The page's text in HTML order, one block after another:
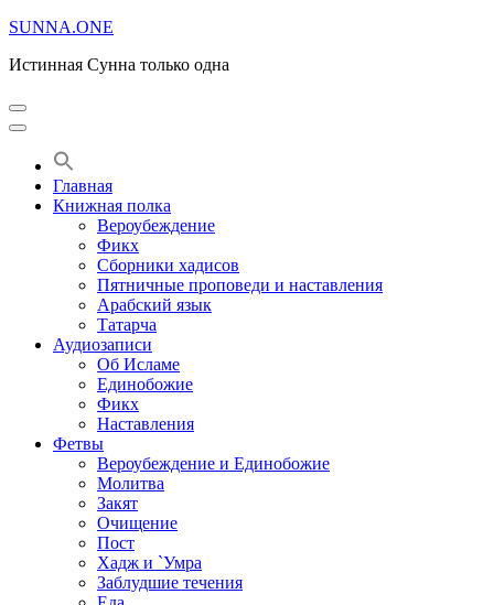
Перейти
содержимому
Enter)
SUNNA.ONE
Истинная Сунна только одна
Главная
Книжная полка
Вероубеждение
Фикх
Сборники хадисов
Пятничные проповеди и наставления
Арабский язык
Татарча
Аудиозаписи
Об Исламе
Единобожие
Фикх
Наставления
Фетвы
Вероубеждение и Единобожие
Молитва
Закят
Очищение
Пост
Хадж и `Умра
Заблудшие течения